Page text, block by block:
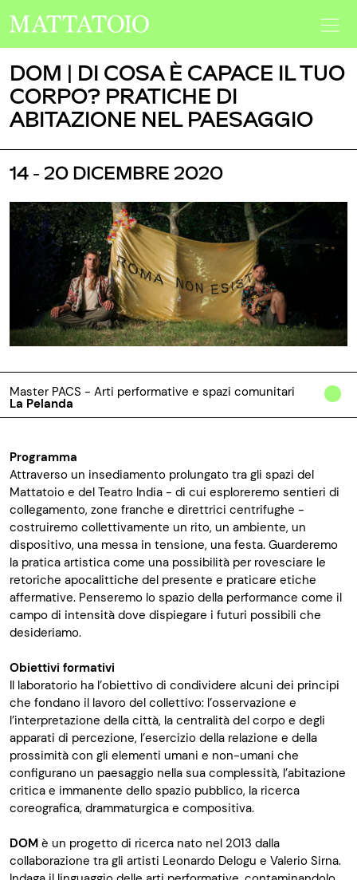
DOM | DI COSA È CAPACE IL TUO
CORPO? PRATICHE DI
ABITAZIONE NEL PAESAGGIO
14 - 20 DICEMBRE 2020
Master PACS - Arti performative e spazi comunitari
La Pelanda
Programma
Attraverso un insediamento prolungato tra gli spazi del
Mattatoio e del Teatro India - di cui esploreremo sentieri di
collegamento, zone franche e direttrici centrifughe -
costruiremo collettivamente un rito, un ambiente, un
dispositivo, una messa in tensione, una festa. Guarderemo
la pratica artistica come una possibilità per rovesciare le
retoriche apocalittiche del presente e praticare etiche
affermative. Penseremo lo spazio della performance come il
campo di intensità dove dispiegare i futuri possibili che
desideriamo.
Obiettivi formativi
Il laboratorio ha l’obiettivo di condividere alcuni dei principi
che fondano il lavoro del collettivo: l’osservazione e
l’interpretazione della città, la centralità del corpo e degli
apparati di percezione, l’esercizio della relazione e della
prossimità con gli elementi umani e non-umani che
configurano un paesaggio nella sua complessità, l’abitazione
critica e immanente dello spazio pubblico, la ricerca
coreografica, drammaturgica e compositiva.
DOM è un progetto di ricerca nato nel 2013 dalla
collaborazione tra gli artisti Leonardo Delogu e Valerio Sirna.